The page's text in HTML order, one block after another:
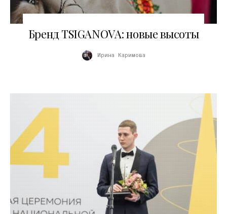
Бренд TSIGANOVA: новые высоты
Ирина Каримова